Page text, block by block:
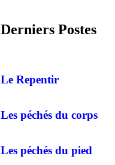
Derniers Postes
Le Repentir
Les péchés du corps
Les péchés du pied